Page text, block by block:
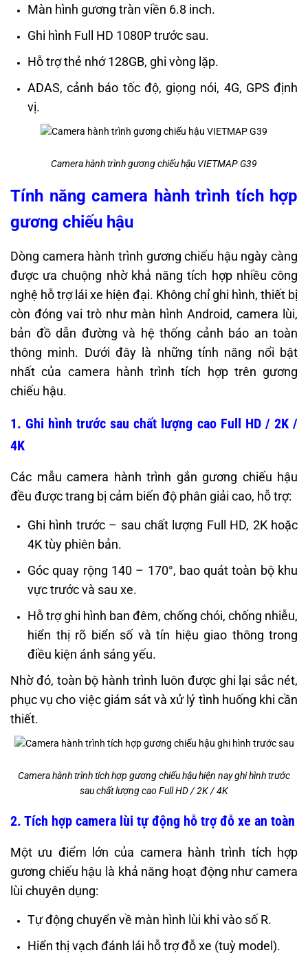
Màn hình gương tràn viền 6.8 inch.
Ghi hình Full HD 1080P trước sau.
Hỗ trợ thẻ nhớ 128GB, ghi vòng lặp.
ADAS, cảnh báo tốc độ, giọng nói, 4G, GPS định
vị.
Camera hành trình gương chiếu hậu VIETMAP G39
Tính năng camera hành trình tích hợp
gương chiếu hậu
Dòng camera hành trình gương chiếu hậu ngày càng
được ưa chuộng nhờ khả năng tích hợp nhiều công
nghệ hỗ trợ lái xe hiện đại. Không chỉ ghi hình, thiết bị
còn đóng vai trò như màn hình Android, camera lùi,
bản đồ dẫn đường và hệ thống cảnh báo an toàn
thông minh. Dưới đây là những tính năng nổi bật
nhất của camera hành trình tích hợp trên gương
chiếu hậu.
1. Ghi hình trước sau chất lượng cao Full HD / 2K /
4K
Các mẫu camera hành trình gắn gương chiếu hậu
đều được trang bị cảm biến độ phân giải cao, hỗ trợ:
Ghi hình trước – sau chất lượng Full HD, 2K hoặc
4K tùy phiên bản.
Góc quay rộng 140 – 170°, bao quát toàn bộ khu
vực trước và sau xe.
Hỗ trợ ghi hình ban đêm, chống chói, chống nhiễu,
hiển thị rõ biển số và tín hiệu giao thông trong
điều kiện ánh sáng yếu.
Nhờ đó, toàn bộ hành trình luôn được ghi lại sắc nét,
phục vụ cho việc giám sát và xử lý tình huống khi cần
thiết.
Camera hành trình tích hợp gương chiếu hậu hiện nay ghi hình trước
sau chất lượng cao Full HD / 2K / 4K
2. Tích hợp camera lùi tự động hỗ trợ đỗ xe an toàn
Một ưu điểm lớn của camera hành trình tích hợp
gương chiếu hậu là khả năng hoạt động như camera
lùi chuyên dụng:
Tự động chuyển về màn hình lùi khi vào số R.
Hiển thị vạch đánh lái hỗ trợ đỗ xe (tuỳ model).